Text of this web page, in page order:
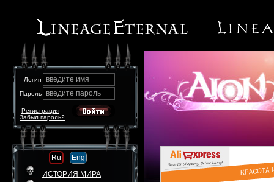
Логин введите имя
Пароль введите пароль
Забыл пароль?
Регистрация
Ru
Eng
ИСТОРИЯ МИРА